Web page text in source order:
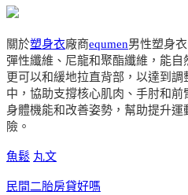
關於塑身衣廠商equmen男性塑身
彈性纖維、尼龍和聚酯纖維，能自
更可以和緩地拉直背部，以達到
中，協助支撐核心肌肉、手肘和
身體機能和改善姿勢，幫助提升
險。
魚鬆 丸文
民間二胎房貸好嗎